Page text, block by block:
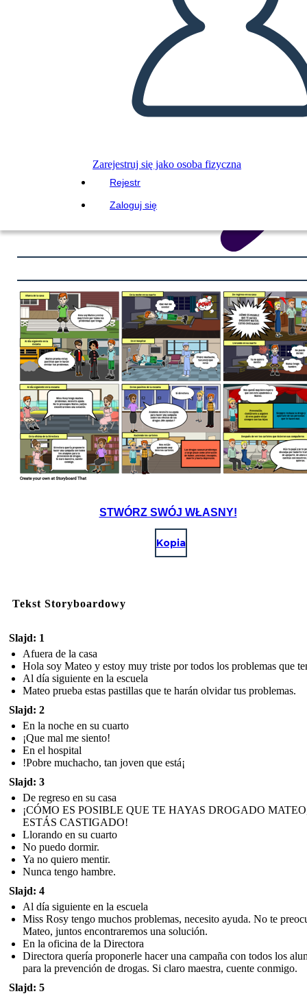
Zarejestruj się jako osoba fizyczna
Rejestr
Zaloguj się
STWÓRZ SWÓJ WŁASNY!
Kopia
Tekst Storyboardowy
Slajd: 1
Afuera de la casa
Hola soy Mateo y estoy muy triste por todos los problemas que
Al día siguiente en la escuela
Mateo prueba estas pastillas que te harán olvidar tus problemas.
Slajd: 2
En la noche en su cuarto
¡Que mal me siento!
En el hospital
!Pobre muchacho, tan joven que está¡
Slajd: 3
De regreso en su casa
¡CÓMO ES POSIBLE QUE TE HAYAS DROGADO
ESTÁS CASTIGADO!
Llorando en su cuarto
No puedo dormir.
Ya no quiero mentir.
Nunca tengo hambre.
Slajd: 4
Al día siguiente en la escuela
Miss Rosy tengo muchos problemas, necesito ayuda. No te
Mateo, juntos encontraremos una solución.
En la oficina de la Directora
Directora quería proponerle hacer una campaña con todos los
para la prevención de drogas. Si claro maestra, cuente conmigo.
Slajd: 5